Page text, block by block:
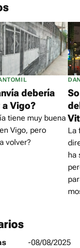
debería
Vigo?
tiene muy buena
Vigo, pero
volver?
La
ha
-08/08/2025